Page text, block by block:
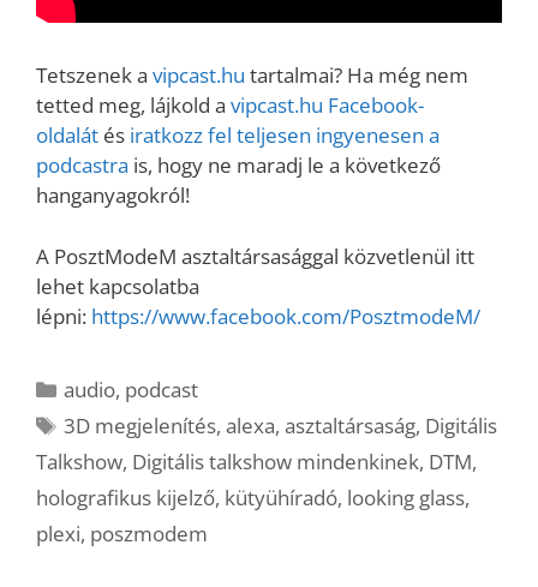
Tetszenek a vipcast.hu tartalmai? Ha még nem
tetted meg, lájkold a vipcast.hu Facebook-
oldalát és iratkozz fel teljesen ingyenesen a
podcastra is, hogy ne maradj le a következő
hanganyagokról!
A PosztModeM asztaltársasággal közvetlenül itt
lehet kapcsolatba
lépni: https://www.facebook.com/PosztmodeM/
Kategória
audio, podcast
Címkék
3D megjelenítés,alexa,asztaltársaság, Digitális
Talkshow, Digitális talkshow mindenkinek, DTM,
holografikus kijelző, kütyühíradó, looking glass,
plexi, poszmodem